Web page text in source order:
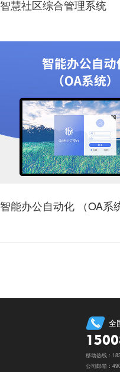
智慧社区综合管理系统
智能办公自动化 （OA系
全
移动热线：
公司邮箱：